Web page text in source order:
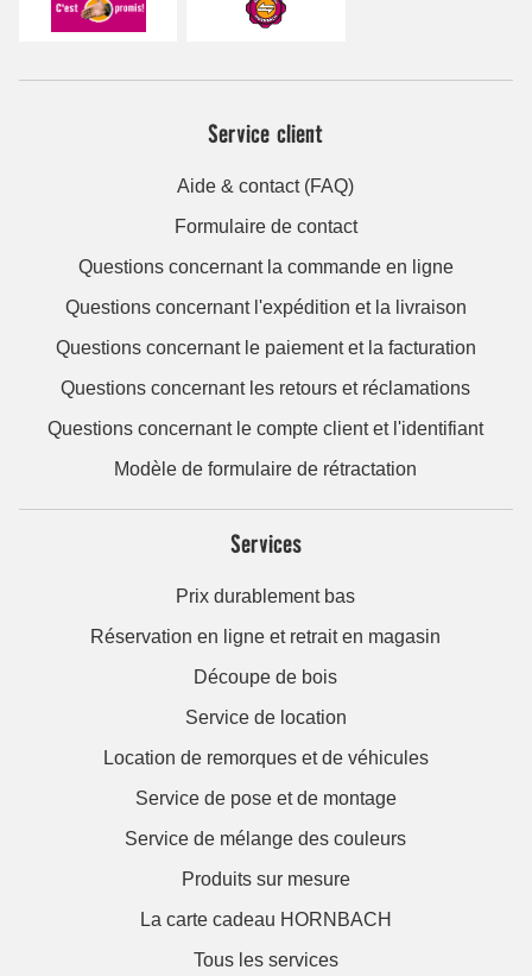
Service client
Aide & contact (FAQ)
Formulaire de contact
Questions concernant la commande en ligne
Questions concernant l'expédition et la livraison
Questions concernant le paiement et la facturation
Questions concernant les retours et réclamations
Questions concernant le compte client et l'identifiant
Modèle de formulaire de rétractation
Services
Prix durablement bas
Réservation en ligne et retrait en magasin
Découpe de bois
Service de location
Location de remorques et de véhicules
Service de pose et de montage
Service de mélange des couleurs
Produits sur mesure
La carte cadeau HORNBACH
Tous les services